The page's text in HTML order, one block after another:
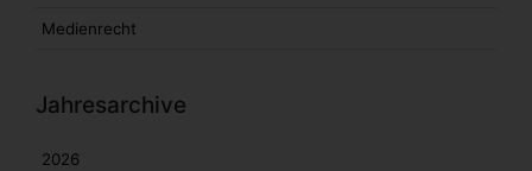
Medienrecht
Jahresarchive
2026